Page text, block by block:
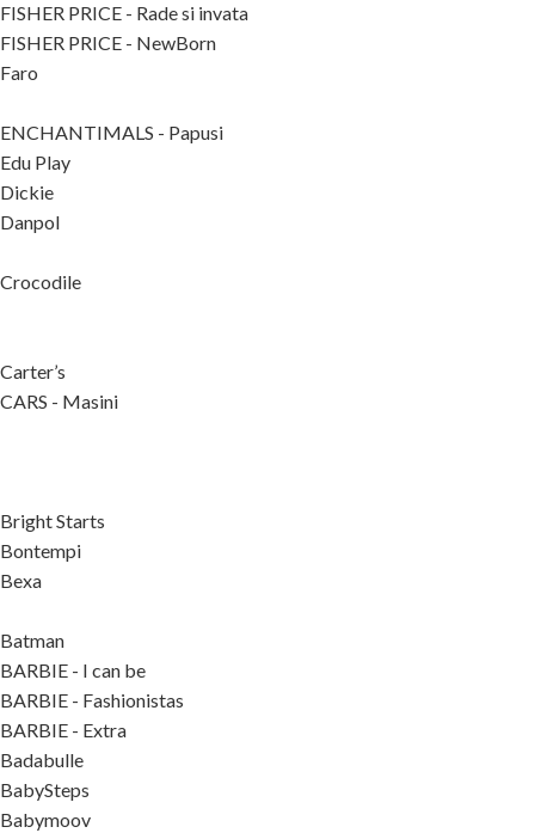
FISHER PRICE - Rade si invata
FISHER PRICE - NewBorn
Faro
ENCHANTIMALS - Papusi
Edu Play
Dickie
Danpol
Crocodile
Carter’s
CARS - Masini
Bright Starts
Bontempi
Bexa
Batman
BARBIE - I can be
BARBIE - Fashionistas
BARBIE - Extra
Badabulle
BabySteps
Babymoov